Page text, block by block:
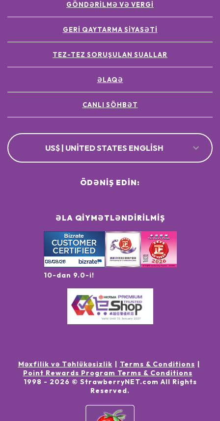
GÖNDƏRILMƏ VƏ VERGI
GERI QAYTARMA SIYASƏTI
TEZ-TEZ SORUŞULAN SUALLAR
ƏLAQƏ
CANLI SÖHBƏT
US$ | UNITED STATES ENGLISH
ƏLA QIYMƏTLƏNDIRILMIŞ
10-dan 9.0-i!
ÖDƏNIŞ EDIN:
Məxfilik və Təhlükəsizlik
Terms & Conditions
Point Rewards Program Terms & Conditions
1998 - 2026 © StrawberryNET.com All Rights
Reserved.